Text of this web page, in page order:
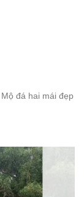
đá hai mái đẹp